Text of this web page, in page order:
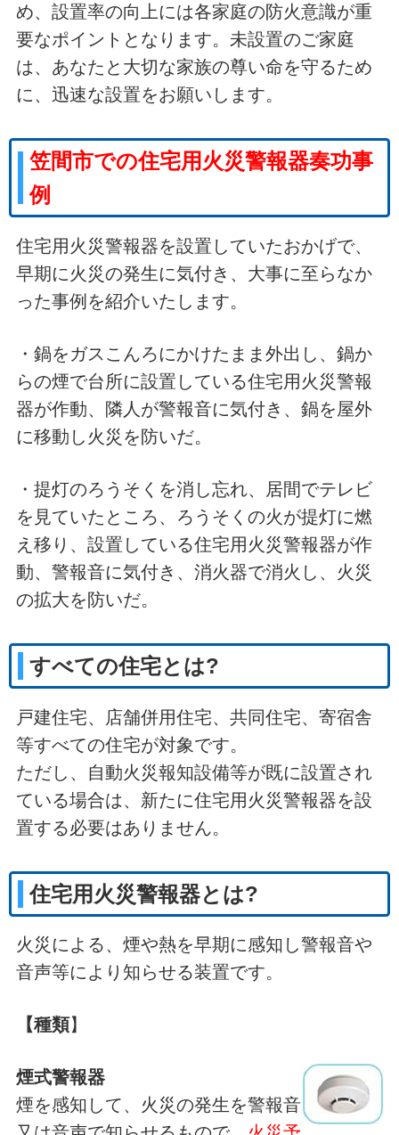
め、設置率の向上には各家庭の防火意識が重
要なポイントとなります。未設置のご家庭
は、あなたと大切な家族の尊い命を守るため
に、迅速な設置をお願いします。
笠間市での住宅用火災警報器奏功事
例
住宅用火災警報器を設置していたおかげで、
早期に火災の発生に気付き、大事に至らなか
った事例を紹介いたします。
・鍋をガスこんろにかけたまま外出し、鍋か
らの煙で台所に設置している住宅用火災警報
器が作動、隣人が警報音に気付き、鍋を屋外
に移動し火災を防いだ。
・提灯のろうそくを消し忘れ、居間でテレビ
を見ていたところ、ろうそくの火が提灯に燃
え移り、設置している住宅用火災警報器が作
動、警報音に気付き、消火器で消火し、火災
の拡大を防いだ。
すべての住宅とは?
戸建住宅、店舗併用住宅、共同住宅、寄宿舎
等すべての住宅が対象です。
ただし、自動火災報知設備等が既に設置され
ている場合は、新たに住宅用火災警報器を設
置する必要はありません。
住宅用火災警報器とは?
火災による、煙や熱を早期に感知し警報音や
音声等により知らせる装置です。
【種類】
煙式警報器
煙を感知して、火災の発生を警報音